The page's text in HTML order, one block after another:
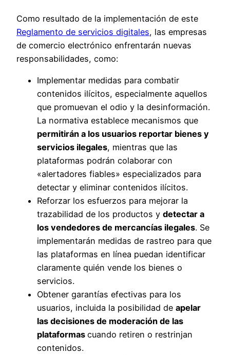
Como resultado de la implementación de este
Reglamento de servicios digitales, las empresas
de comercio electrónico enfrentarán nuevas
responsabilidades, como:
Implementar medidas para combatir
contenidos ilícitos, especialmente aquellos
que promuevan el odio y la desinformación.
La normativa establece mecanismos que
permitirán a los usuarios reportar bienes y
servicios ilegales, mientras que las
plataformas podrán colaborar con
«alertadores fiables» especializados para
detectar y eliminar contenidos ilícitos.
Reforzar los esfuerzos para mejorar la
trazabilidad de los productos y detectar a
los vendedores de mercancías ilegales. Se
implementarán medidas de rastreo para que
las plataformas en línea puedan identificar
claramente quién vende los bienes o
servicios.
Obtener garantías efectivas para los
usuarios, incluida la posibilidad de apelar
las decisiones de moderación de las
plataformas cuando retiren o restrinjan
contenidos.